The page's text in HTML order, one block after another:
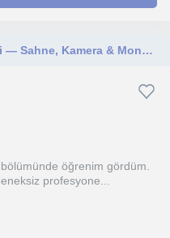
Profesyonel Oyunculuk Eğitmeni — Sahne, Kamera & Monolog | Yüz Yüze / Online
öğrenim gördüm.
profesyone...